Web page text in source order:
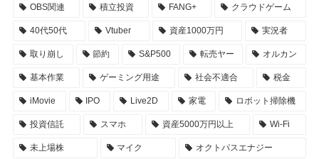
OBS関連 積立投資 FANG+ クラウドゲーム
40代50代 Vtuber 資産1000万円 実況者
取り崩し 節約 S&P500 転売ヤー オルカン
基本作業 ゲーミング用途 社会不適合 税金
iMovie IPO Live2D 家電 ロボット掃除機
投資信託 スマホ 資産5000万円以上 Wi-Fi
未上場株 マイク オクトパスエナジー